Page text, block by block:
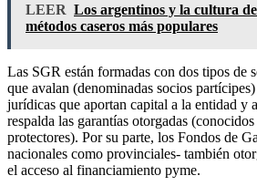
LEER Los argentinos y la cultura
métodos caseros más populares
Las SGR están formadas con dos tipos de
que avalan (denominadas socios
jurídicas que aportan capital a la entidad y
respalda las garantías otorgadas
protectores). Por su parte, los Fondos de
nacionales como provinciales- también
el acceso al financiamiento pyme.